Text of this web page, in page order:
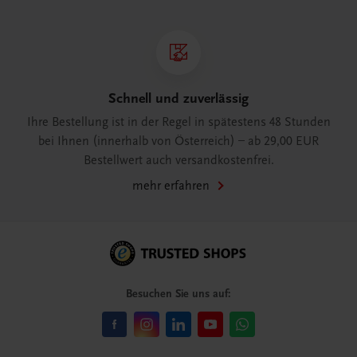
Schnell und zuverlässig
Ihre Bestellung ist in der Regel in spätestens 48 Stunden
bei Ihnen (innerhalb von Österreich) – ab 29,00 EUR
Bestellwert auch versandkostenfrei.
mehr erfahren
Besuchen Sie uns auf: